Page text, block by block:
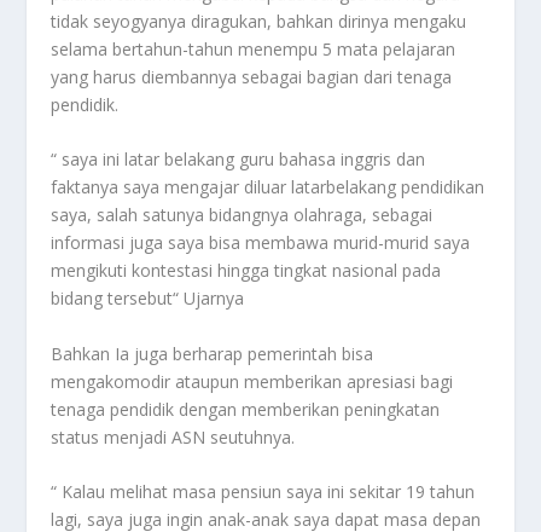
tidak seyogyanya diragukan, bahkan dirinya mengaku
selama bertahun-tahun menempu 5 mata pelajaran
yang harus diembannya sebagai bagian dari tenaga
pendidik.
“ saya ini latar belakang guru bahasa inggris dan
faktanya saya mengajar diluar latarbelakang pendidikan
saya, salah satunya bidangnya olahraga, sebagai
informasi juga saya bisa membawa murid-murid saya
mengikuti kontestasi hingga tingkat nasional pada
bidang tersebut“ Ujarnya
Bahkan Ia juga berharap pemerintah bisa
mengakomodir ataupun memberikan apresiasi bagi
tenaga pendidik dengan memberikan peningkatan
status menjadi ASN seutuhnya.
“ Kalau melihat masa pensiun saya ini sekitar 19 tahun
lagi, saya juga ingin anak-anak saya dapat masa depan